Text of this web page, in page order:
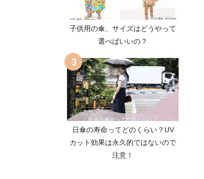
子供用の傘、サイズはどうやって
選べばいいの？
日傘の寿命ってどのくらい？UV
カット効果は永久的ではないので
注意！